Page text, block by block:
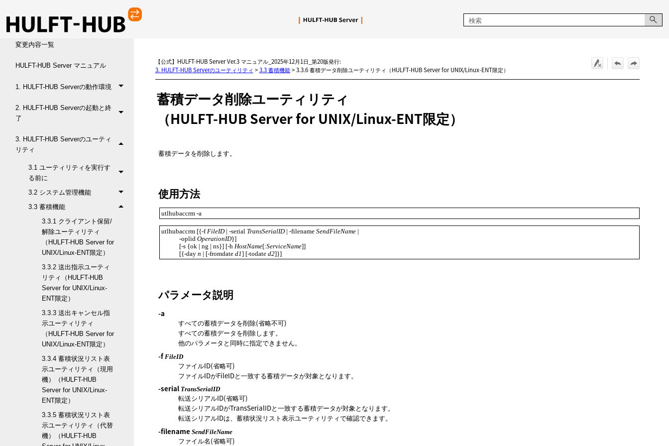
変更内容一覧
HULFT-HUB Server マニュアル
1. HULFT-HUB Serverの動作環境
2. HULFT-HUB Serverの起動と終
了
3. HULFT-HUB Serverのユーティ
リティ
3.1 ユーティリティを実行す
る前に
3.2 システム管理機能
3.3 蓄積機能
3.3.1 クライアント保留/
解除ユーティリティ
（HULFT-HUB Server for
UNIX/Linux-ENT限定）
3.3.2 送出指示ユーティ
リティ（HULFT-HUB
Server for UNIX/Linux-
ENT限定）
3.3.3 送出キャンセル指
示ユーティリティ
（HULFT-HUB Server for
UNIX/Linux-ENT限定）
3.3.4 蓄積状況リスト表
示ユーティリティ（現用
機）（HULFT-HUB
Server for UNIX/Linux-
ENT限定）
3.3.5 蓄積状況リスト表
示ユーティリティ（代替
機）（HULFT-HUB
【公式】HULFT-HUB Server Ver.3 マニュアル_2025年12月1日_第20版発行:
3. HULFT-HUB Serverのユーティリティ >3.3 蓄積機能>3.3.6 蓄積データ削除ユーティリティ（HULFT-HUB Server for UNIX/Linux-ENT限定）
蓄積データ削除ユーティリティ
（HULFT-HUB Server for UNIX/Linux-ENT限定）
蓄積データを削除します。
使用方法
utlhubaccrm -a
utlhubaccrm [{-f FileID | -serial TransSerialID | -filename SendFileName |
            -oplid
OperationID}]
            [-s {ok | ng | ns}] [-h
HostName[:ServiceName]]
            [{-day
n | [-fromdate d1] [-todate d2]}]
パラメータ説明
-a
すべての蓄積データを削除(省略不可)
すべての蓄積データを削除します。
他のパラメータと同時に指定できません。
-f FileID
ファイルID(省略可)
ファイルIDがFileIDと一致する蓄積データが対象となります。
-serial TransSerialID
転送シリアルID(省略可)
転送シリアルIDがTransSerialIDと一致する蓄積データが対象となります。
転送シリアルIDは、蓄積状況リスト表示ユーティリティで確認できます。
-filename SendFileName
ファイル名(省略可)